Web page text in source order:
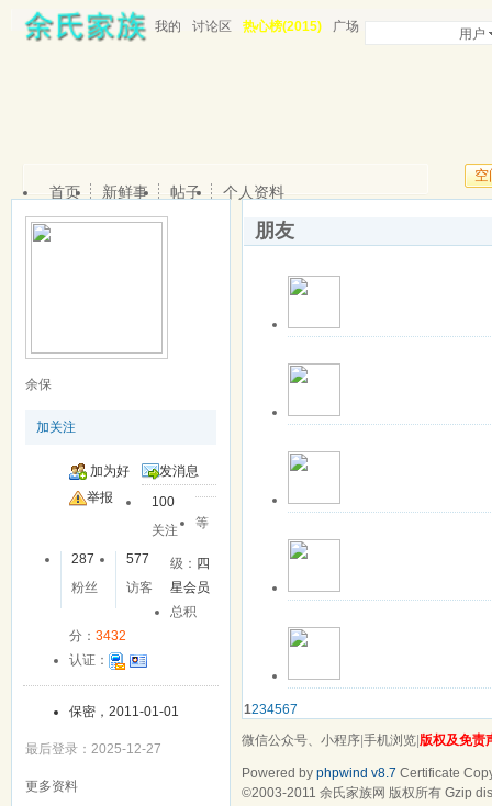
我的 讨论区 热心榜(2015) 广场 用户
空
首页 新鲜事 帖子 个人资料
余保
加关注
加为好
友
发消息
举报
100
关注
287
粉丝
577
访客
等
级： 四
星会员
总积
分： 3432
认证：
保密，2011-01-01
最后登录：2025-12-27
更多资料
朋友
该用户暂无签名
该用户暂无签名
该用户暂无签名
该用户暂无签名
南昌包家坊字辈，学仕登
更多操作
最近登录:
1234567
微信公众号、小程序|手机浏览|版权及免责
Powered by phpwind v8.7 Certificate
©2003-2011 余氏家族网 版权所有 Gzip